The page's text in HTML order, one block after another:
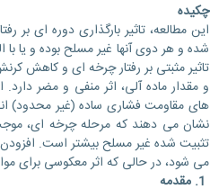
چکیده
این مطالعه، تاثیر بارگذاری دوره ای بر
شده و هر دوی آنها غیر مسلح بوده و یا با
تاثیر مثبتی بر رفتار چرخه ای و کاهش
و مقدار ماده آلی، اثر منفی و مضر
های مقاومت فشاری ساده (غیر محدود)
نشان می دهند که مرحله چرخه ای،
تثبیت شده غیر مسلح بیشتر است.
می شود، در حالی که اثر معکوسی برای